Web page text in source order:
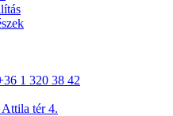
1 320 38 42
Attila tér 4.